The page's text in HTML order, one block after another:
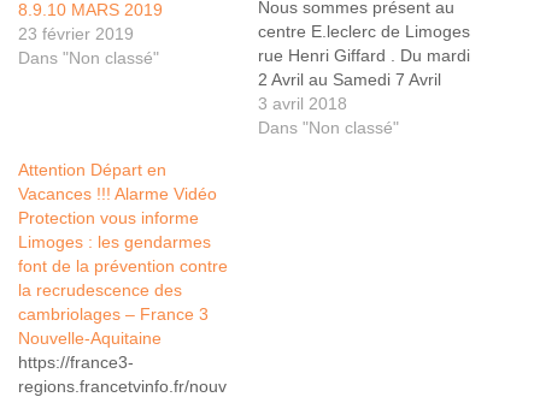
8.9.10 MARS 2019
23 février 2019
Dans "Non classé"
Nous sommes présent au
centre E.leclerc de Limoges
rue Henri Giffard . Du mardi
2 Avril au Samedi 7 Avril
2018 de 10h à 19h00.
NOUS VOUS
3 avril 2018
Dans "Non classé"
Attention Départ en
Vacances !!! Alarme Vidéo
Protection vous informe
Limoges : les gendarmes
font de la prévention contre
la recrudescence des
cambriolages – France 3
Nouvelle-Aquitaine
https://france3-
regions.francetvinfo.fr/nouv